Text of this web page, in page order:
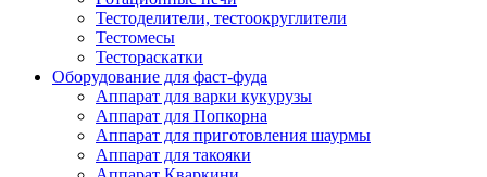
Тестоделители, тестоокруглители
Тестомесы
Тестораскатки
Оборудование для фаст-фуда
Аппарат для варки кукурузы
Аппарат для Попкорна
Аппарат для приготовления шаурмы
Аппарат для такояки